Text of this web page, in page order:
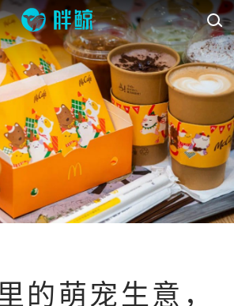
的萌宠生意，